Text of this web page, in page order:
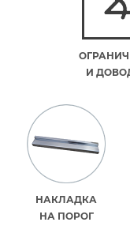
И
НАКЛАДКА
НА ПОРОГ